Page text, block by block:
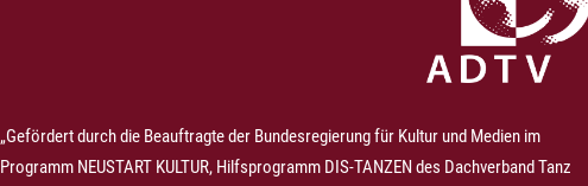
„Gefördert durch die Beauftragte der Bundesregierung für Kultur und Medien im
Programm NEUSTART KULTUR, Hilfsprogramm DIS-TANZEN des Dachverband Tanz